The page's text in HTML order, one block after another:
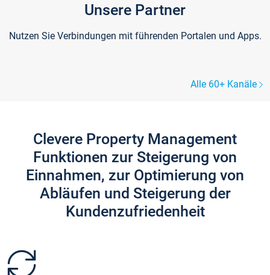
Unsere Partner
Nutzen Sie Verbindungen mit führenden Portalen und Apps.
Alle 60+ Kanäle
Clevere Property Management
Funktionen zur Steigerung von
Einnahmen, zur Optimierung von
Abläufen und Steigerung der
Kundenzufriedenheit